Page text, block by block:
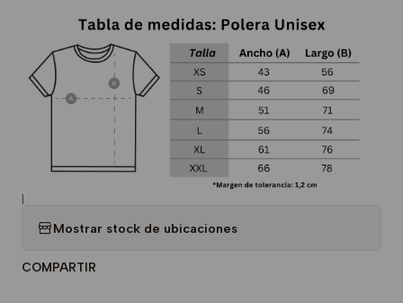
|
Mostrar stock de ubicaciones
COMPARTIR